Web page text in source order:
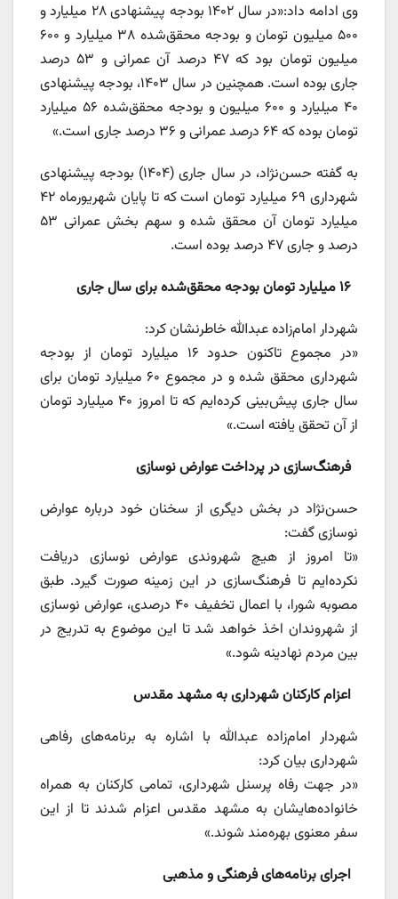
وی ادامه داد:«در سال ۱۴۰۲ بودجه پیشنهادی ۲۸ میلیارد و
۵۰۰ میلیون تومان و بودجه محقق‌شده ۳۸ میلیارد و ۶۰۰
میلیون تومان بود که ۴۷ درصد آن عمرانی و ۵۳ درصد
جاری بوده است. همچنین در سال ۱۴۰۳، بودجه پیشنهادی
۴۰ میلیارد و ۶۰۰ میلیون و بودجه محقق‌شده ۵۶ میلیارد
تومان بوده که ۶۴ درصد عمرانی و ۳۶ درصد جاری است.»
به گفته حسن‌نژاد، در سال جاری (۱۴۰۴) بودجه پیشنهادی
شهرداری ۶۹ میلیارد تومان است که تا پایان شهریورماه ۴۲
میلیارد تومان آن محقق شده و سهم بخش عمرانی ۵۳
درصد و جاری ۴۷ درصد بوده است.
شهردار امام‌زاده عبدالله خاطرنشان کرد:
«در مجموع تاکنون حدود ۱۶ میلیارد تومان از بودجه
شهرداری محقق شده و در مجموع ۶۰ میلیارد تومان برای
سال جاری پیش‌بینی کرده‌ایم که تا امروز ۴۰ میلیارد تومان
از آن تحقق یافته است.»
فرهنگ‌سازی در پرداخت عوارض نوسازی
حسن‌نژاد در بخش دیگری از سخنان خود درباره عوارض
نوسازی گفت:
«تا امروز از هیچ شهروندی عوارض نوسازی دریافت
نکرده‌ایم تا فرهنگ‌سازی در این زمینه صورت گیرد. طبق
مصوبه شورا، با اعمال تخفیف ۴۰ درصدی، عوارض نوسازی
از شهروندان اخذ خواهد شد تا این موضوع به تدریج در
بین مردم نهادینه شود.»
اعزام کارکنان شهرداری به مشهد مقدس
شهردار امام‌زاده عبدالله با اشاره به برنامه‌های رفاهی
شهرداری بیان کرد:
«در جهت رفاه پرسنل شهرداری، تمامی کارکنان به همراه
خانواده‌هایشان به مشهد مقدس اعزام شدند تا از این
سفر معنوی بهره‌مند شوند.»
اجرای برنامه‌های فرهنگی و مذهبی